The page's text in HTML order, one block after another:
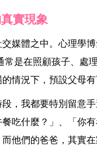
實現象
媒體之中。心理學
常是在照顧孩子、處
情況下，預設父母有
，我都要特別留意
吃什麼？」、「你
而他們的爸爸，其實在